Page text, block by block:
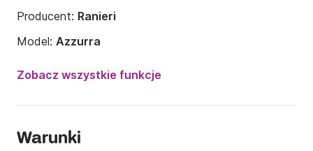
Producent: Ranieri
Model: Azzurra
40KM
Liczba osób:
Zobacz wszystkie funkcje
Warunki